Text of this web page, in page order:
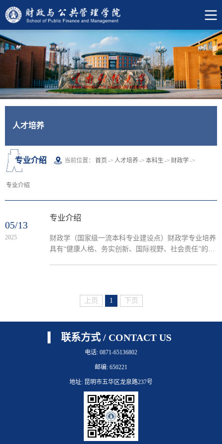
人才培养
专业介绍 当前位置： 首页-> 人才培养-> 本科生 -> 财政学->
专业介绍
05/13
2025
专业介绍
财政学（国家级一流本科专业建设点）财政学专业培养
具有“健康人格、务实创新、国际视野、社会责任”的知
展，理论素养高、实践能力强，适合继续升学深造学
上页 1 下页
联系方式 / CONTACT US
电话: 0871-65136802
邮编: 650221
地址: 昆明市五华区龙泉路237号